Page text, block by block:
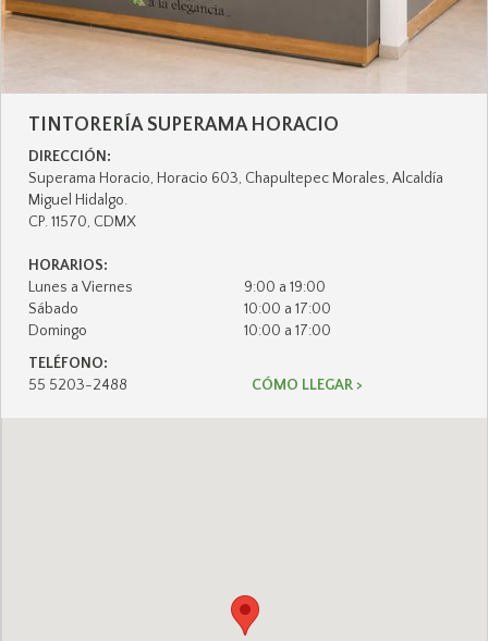
TINTORERÍA SUPERAMA HORACIO
DIRECCIÓN:
Superama Horacio, Horacio 603, Chapultepec Morales, Alcaldía
Miguel Hidalgo.
CP. 11570, CDMX
HORARIOS:
Lunes a Viernes
Sábado
Domingo
9:00 a 19:00
10:00 a 17:00
10:00 a 17:00
TELÉFONO:
55 5203-2488
CÓMO LLEGAR >